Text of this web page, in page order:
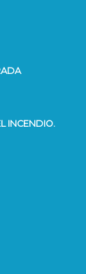
INCENDIO.